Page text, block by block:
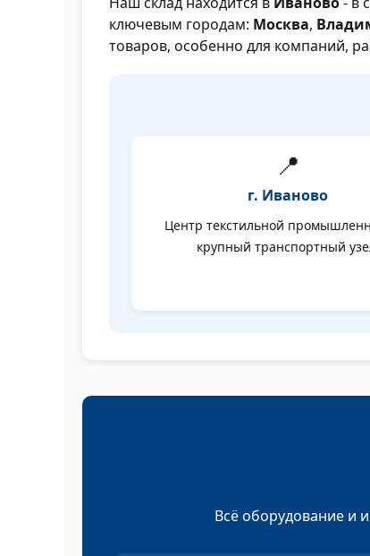
ключевым городам: Москва,
товаров, особенно для компаний,
📍
г. Иваново
Центр текстильной
крупный транспортный
Всё оборудование и